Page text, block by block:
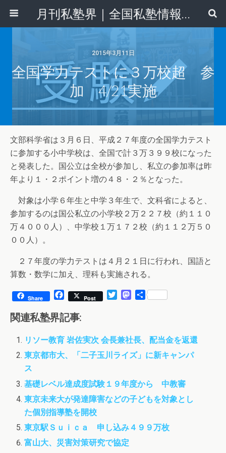
月刊私塾界｜全国私塾情報センター
2015年3月11日
全国学力テストに３万校超 参
加 4/21実施
文部科学省は３月６日、平成２７年度の全国学力テスト
に参加する小中学校は、全国で計３万３９９校になった
と発表した。国公立は全校が参加し、私立の参加率は昨
年より１・２ポイント増の４８・２％となった。
対象は小学６年生と中学３年生で、文科省によると、
参加するのは国公私立の小学校２万２２７校（約１１０
万４０００人）、中学校１万１７２校（約１１２万５０
００人）。
２７年度の学力テストは４月２１日に行われ、国語と
算数・数学に加え、理科も実施される。
Share
F
c
e
b
o
o
Post
t
e
r
M
o
d
o
共
関連私塾界記事:
リソー教育 岩佐実次 会長兼社長、配当金を返還
東京都市大、「二子玉川ライズ」に新キャンパ
ス
基礎レベル達成度試験１９年度から 中教審
東京未来大が発達障害などの子どもを対象とし
た個別指導塾を開校
東京駅Ｓｕｉｃａ 申し込み４９９万枚
富山大、災害対策研究で協定